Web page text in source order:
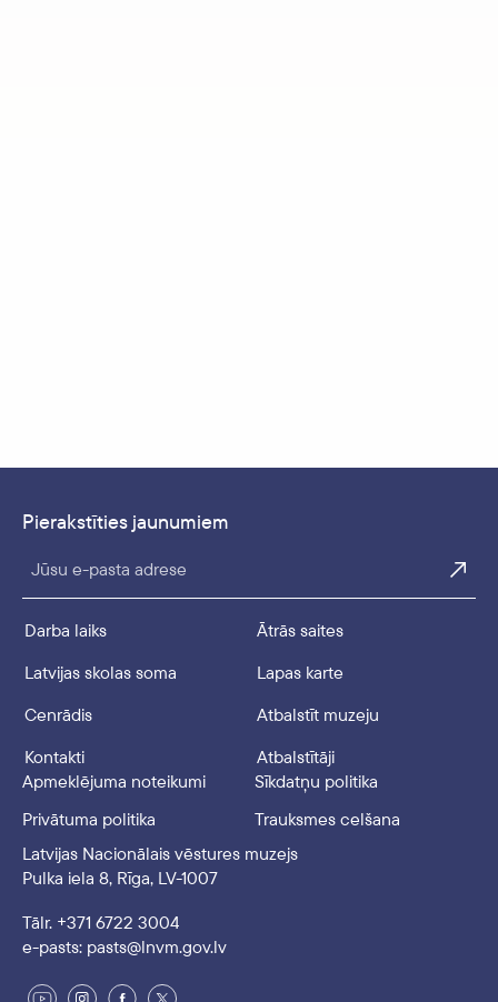
Pierakstīties jaunumiem
Darba laiks
Ātrās saites
Latvijas skolas soma
Lapas karte
Cenrādis
Atbalstīt muzeju
Kontakti
Atbalstītāji
Apmeklējuma noteikumi
Sīkdatņu politika
Privātuma politika
Trauksmes celšana
Latvijas Nacionālais vēstures muzejs
Pulka iela 8, Rīga, LV-1007
Tālr. +371 6722 3004
e-pasts: pasts@lnvm.gov.lv